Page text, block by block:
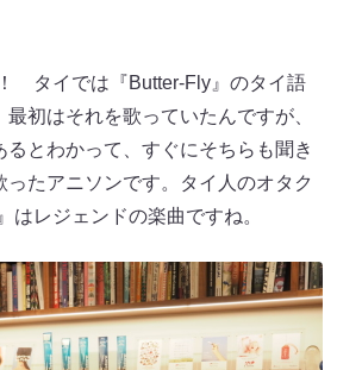
タイでは『Butter-Fly』のタイ語
初はそれを歌っていたんですが、
るとわかって、すぐにそちらも聞き
ったアニソンです。タイ人のオタク
はレジェンドの楽曲ですね。